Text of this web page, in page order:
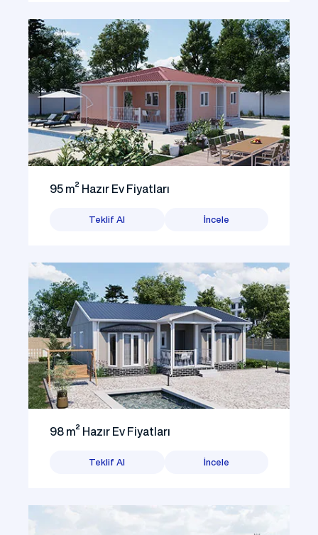
95 m² Hazır Ev Fiyatları
Teklif Al İncele
98 m² Hazır Ev Fiyatları
Teklif Al İncele